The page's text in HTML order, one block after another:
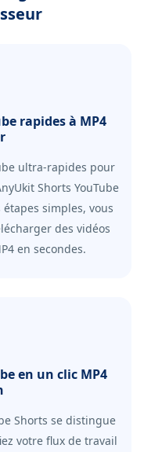
rapides à MP4
ultra-rapides pour
Shorts YouTube
simples, vous
des vidéos
en secondes.
en un clic MP4
Shorts se distingue
votre flux de travail